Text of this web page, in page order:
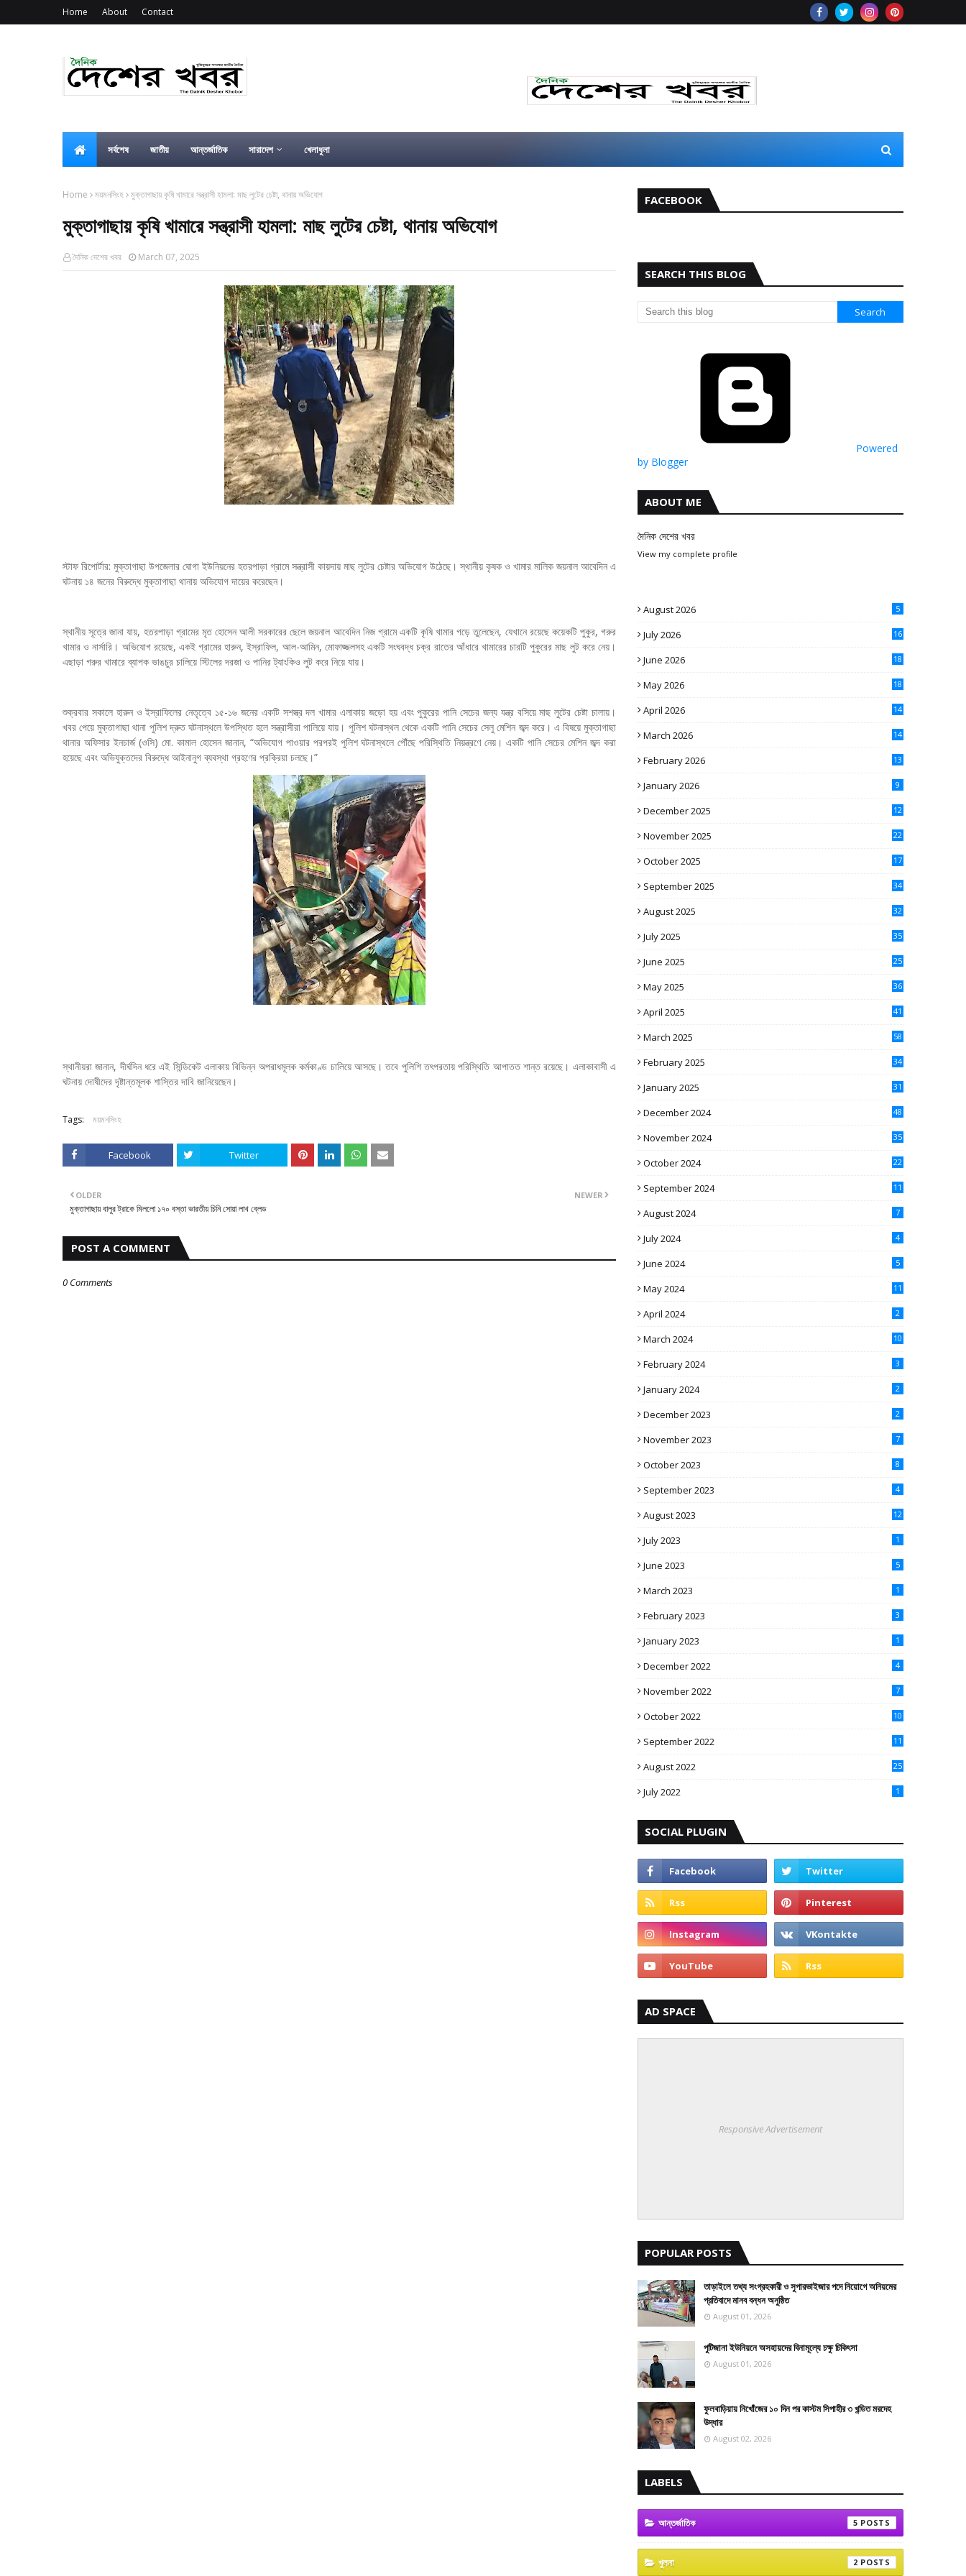
Home About Contact
সর্বশেষ জাতীয় আন্তর্জাতিক সারাদেশ খেলাধুলা
Home ময়মনসিংহ মুক্তাগাছায় কৃষি খামারে সন্ত্রাসী হামলা: মাছ লুটের চেষ্টা, থানায় অভিযোগ
মুক্তাগাছায় কৃষি খামারে সন্ত্রাসী হামলা: মাছ লুটের চেষ্টা, থানায় অভিযোগ
দৈনিক দেশের খবর March 07, 2025
স্টাফ রিপোর্টার: মুক্তাগাছা উপজেলার ঘোগা ইউনিয়নের হতরপাড়া গ্রামে সন্ত্রাসী কায়দায় মাছ লুটের চেষ্টার অভিযোগ উঠেছে। স্থানীয় কৃষক ও খামার মালিক জয়নাল আবেদিন এ
ঘটনায় ১৪ জনের বিরুদ্ধে মুক্তাগাছা থানায় অভিযোগ দায়ের করেছেন।
স্থানীয় সূত্রে জানা যায়, হতরপাড়া গ্রামের মৃত হোসেন আলী সরকারের ছেলে জয়নাল আবেদিন নিজ গ্রামে একটি কৃষি খামার গড়ে তুলেছেন, যেখানে রয়েছে কয়েকটি পুকুর, গরুর
খামার ও নার্সারি। অভিযোগ রয়েছে, একই গ্রামের হারুন, ইস্রাফিল, আল-আমিন, মোফাজ্জলসহ একটি সংঘবদ্ধ চক্র রাতের আঁধারে খামারের চারটি পুকুরের মাছ লুট করে নেয়।
এছাড়া গরুর খামারে ব্যাপক ভাঙচুর চালিয়ে স্টিলের দরজা ও পানির ট্যাংকিও লুট করে নিয়ে যায়।
শুক্রবার সকালে হারুন ও ইস্রাফিলের নেতৃত্বে ১৫-১৬ জনের একটি সশস্ত্র দল খামার এলাকায় জড়ো হয় এবং পুকুরের পানি সেচের জন্য যন্ত্র বসিয়ে মাছ লুটের চেষ্টা চালায়।
খবর পেয়ে মুক্তাগাছা থানা পুলিশ দ্রুত ঘটনাস্থলে উপস্থিত হলে সন্ত্রাসীরা পালিয়ে যায়। পুলিশ ঘটনাস্থল থেকে একটি পানি সেচের সেলু মেশিন জব্দ করে। এ বিষয়ে মুক্তাগাছা
থানার অফিসার ইনচার্জ (ওসি) মো. কামাল হোসেন জানান, “অভিযোগ পাওয়ার পরপরই পুলিশ ঘটনাস্থলে পৌঁছে পরিস্থিতি নিয়ন্ত্রণে নেয়। একটি পানি সেচের মেশিন জব্দ করা
হয়েছে এবং অভিযুক্তদের বিরুদ্ধে আইনানুগ ব্যবস্থা গ্রহণের প্রক্রিয়া চলছে।”
স্থানীয়রা জানান, দীর্ঘদিন ধরে এই সিন্ডিকেট এলাকায় বিভিন্ন অপরাধমূলক কর্মকাণ্ড চালিয়ে আসছে। তবে পুলিশি তৎপরতায় পরিস্থিতি আপাতত শান্ত রয়েছে। এলাকাবাসী এ
ঘটনায় দোষীদের দৃষ্টান্তমূলক শাস্তির দাবি জানিয়েছেন।
Tags: ময়মনসিংহ
Facebook Twitter
NEWER
OLDER
মুক্তাগাছায় বালুর ট্রাকে মিললো ১৭০ বস্তা ভারতীয় চিনি সোয়া লাখ ব্লেড
POST A COMMENT
0 Comments
FACEBOOK
SEARCH THIS BLOG
Powered
by Blogger
ABOUT ME
দৈনিক দেশের খবর
View my complete profile
August 2026 5
July 2026 16
June 2026 18
May 2026 18
April 2026 14
March 2026 14
February 2026 13
January 2026 9
December 2025 12
November 2025 22
October 2025 17
September 2025 34
August 2025 32
July 2025 35
June 2025 25
May 2025 36
April 2025 41
March 2025 58
February 2025 34
January 2025 31
December 2024 48
November 2024 35
October 2024 22
September 2024 11
August 2024 7
July 2024 4
June 2024 5
May 2024 11
April 2024 2
March 2024 10
February 2024 3
January 2024 2
December 2023 2
November 2023 7
October 2023 8
September 2023 4
August 2023 12
July 2023 1
June 2023 5
March 2023 1
February 2023 3
January 2023 1
December 2022 4
November 2022 7
October 2022 10
September 2022 11
August 2022 25
July 2022 1
SOCIAL PLUGIN
AD SPACE
Responsive Advertisement
POPULAR POSTS
তাড়াইলে তথ্য সংগ্রহকারী ও সুপারভাইজার পদে নিয়োগে অনিয়মের
প্রতিবাদে মানব বন্ধন অনুষ্ঠিত
August 01, 2026
পুটিজানা ইউনিয়নে অসহায়দের বিনামূল্যে চক্ষু চিকিৎসা
August 01, 2026
ফুলবাড়িয়ায় নিখোঁজের ১০ দিন পর কাস্টম সিপাহীর ৩ খন্ডিত মরদেহ
উদ্ধার
August 02, 2026
LABELS
আন্তর্জাতিক 5
খুলনা 2